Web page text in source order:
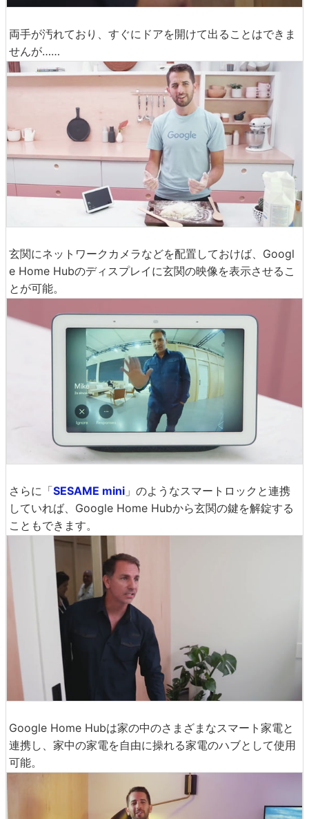
両手が汚れており、すぐにドアを開けて出ることはできま
せんが……
玄関にネットワークカメラなどを配置しておけば、Googl
e Home Hubのディスプレイに玄関の映像を表示させるこ
とが可能。
さらに「SESAME mini 」のようなスマートロックと連携
していれば、Google Home Hubから玄関の鍵を解錠する
こともできます。
Google Home Hubは家の中のさまざまなスマート家電と
連携し、家中の家電を自由に操れる家電のハブとして使用
可能。